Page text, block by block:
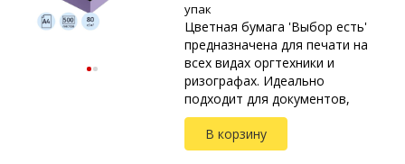
упак
Цветная бумага 'Выбор есть'
предназначена для печати на
всех видах оргтехники и
ризографах. Идеально
подходит для документов,
презентаций, рекламных
материалов, открыток.
Упакована в прозрачные
В корзину